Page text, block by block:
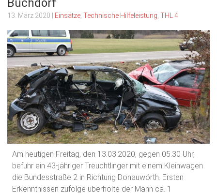
Buchdorf
13. März 2020 Einsätze Technische Hilfeleistung THL 4
Am heutigen Freitag, den 13.03.2020, gegen 05.30 Uhr,
befuhr ein 43-jähriger Treuchtlinger mit einem Kleinwagen
die Bundesstraße 2 in Richtung Donauwörth. Ersten
Erkenntnissen zufolge überholte der Mann ca. 1